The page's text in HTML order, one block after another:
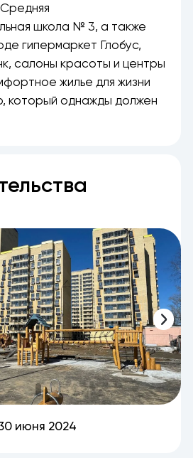
школа № 3, а также
гипермаркет Глобус,
салоны красоты и центры
жилье для жизни
который однажды должен
июня 2024